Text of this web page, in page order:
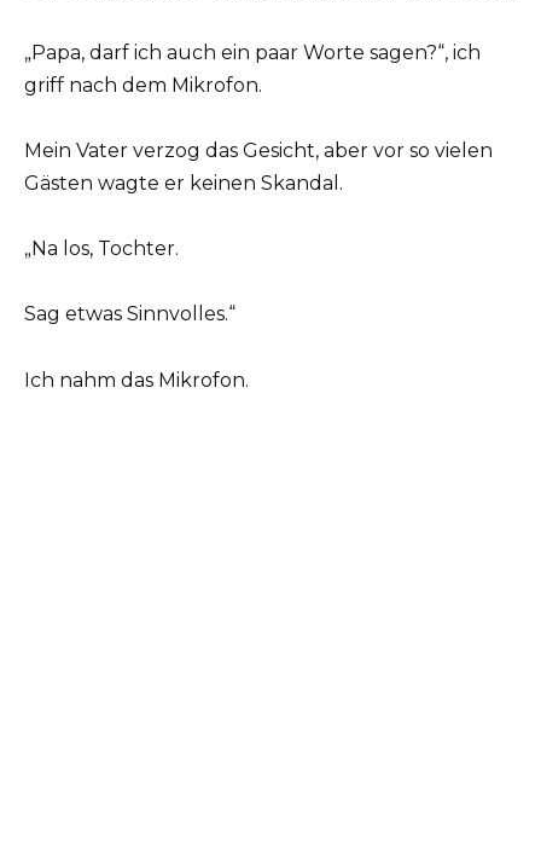
„Papa, darf ich auch ein paar Worte sagen?“, ich
griff nach dem Mikrofon.
Mein Vater verzog das Gesicht, aber vor so vielen
Gästen wagte er keinen Skandal.
„Na los, Tochter.
Sag etwas Sinnvolles.“
Ich nahm das Mikrofon.